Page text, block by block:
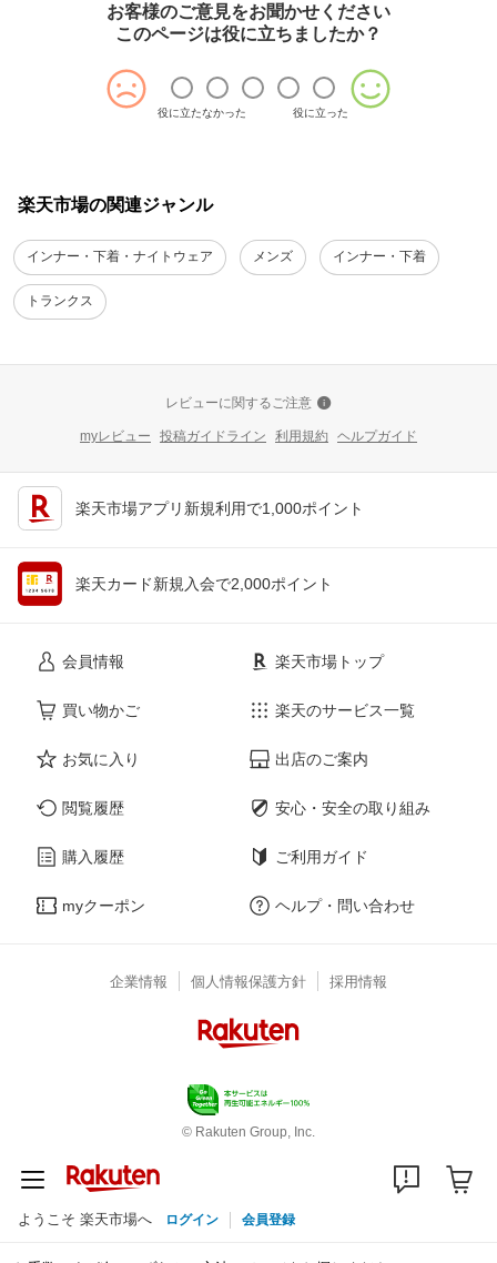
お客様のご意見をお聞かせください
このページは役に立ちましたか？
役に立たなかった 役に立った
楽天市場の関連ジャンル
インナー・下着・ナイトウェア メンズ インナー・下着
トランクス
レビューに関するご注意
myレビュー 投稿ガイドライン 利用規約 ヘルプガイド
楽天市場アプリ新規利用で1,000ポイント
楽天カード新規入会で2,000ポイント
会員情報
買い物かご
お気に入り
閲覧履歴
購入履歴
myクーポン
楽天市場トップ
楽天のサービス一覧
出店のご案内
安心・安全の取り組み
ご利用ガイド
ヘルプ・問い合わせ
企業情報 個人情報保護方針 採用情報
© Rakuten Group, Inc.
ようこそ 楽天市場へ ログイン 会員登録